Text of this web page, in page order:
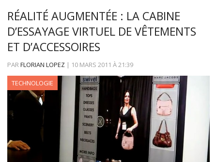
RÉALITÉ AUGMENTÉE : LA CABINE
D’ESSAYAGE VIRTUEL DE VÊTEMENTS
ET D’ACCESSOIRES
PARFLORIAN LOPEZ | 10 MARS 2011 À21:39
TECHNOLOGIE